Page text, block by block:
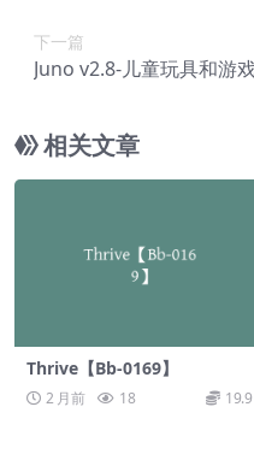
下一篇
Juno v2.8-儿童玩具和游
相关文章
Thrive【Bb-0169】
2 月前 18 19.9